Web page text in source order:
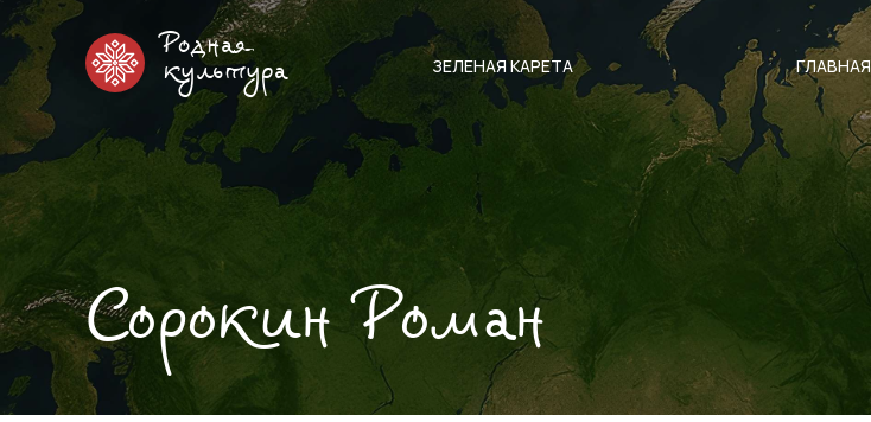
Родная
культура
ЗЕЛЕНАЯ КАРЕТА ГЛАВНАЯ
Сорокин Роман